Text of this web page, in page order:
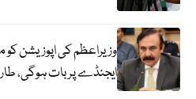
وزیراعظم کی اپوزیشن
ایجنڈے پر بات ہوگی،